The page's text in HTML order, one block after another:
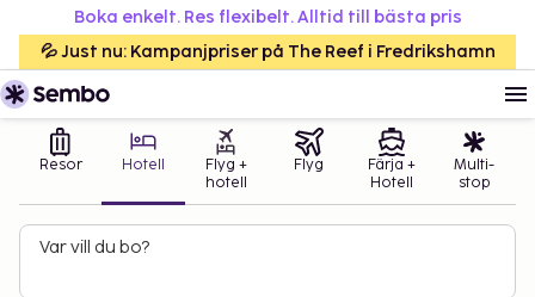
Boka enkelt. Res flexibelt. Alltid till bästa pris
💦 Just nu: Kampanjpriser på The Reef i Fredrikshamn
Resor Hotell
Flyg +
hotell
Flyg
Färja +
Hotell
Multi-
stop
Var vill du bo?